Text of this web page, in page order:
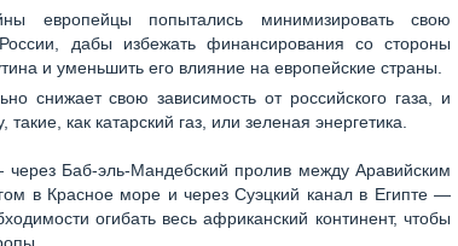
европейцы попытались минимизировать свою
дабы избежать финансирования со стороны
и уменьшить его влияние на европейские страны.
снижает свою зависимость от российского газа, и
как катарский газ, или зеленая энергетика.
через Баб-эль-Мандебский пролив между Аравийским
в Красное море и через Суэцкий канал в Египте —
огибать весь африканский континент, чтобы